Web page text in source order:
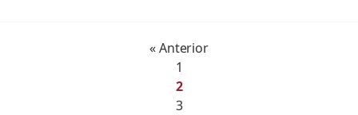
« Anterior
1
2
3